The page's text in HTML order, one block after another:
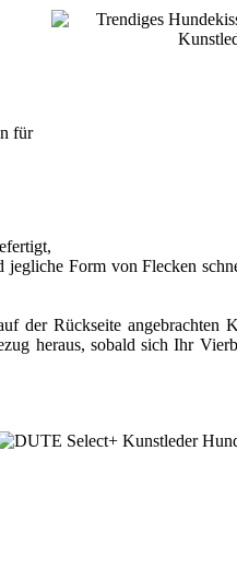
für
jegliche Form von Flecken
der Rückseite angebrachten
heraus, sobald sich Ihr